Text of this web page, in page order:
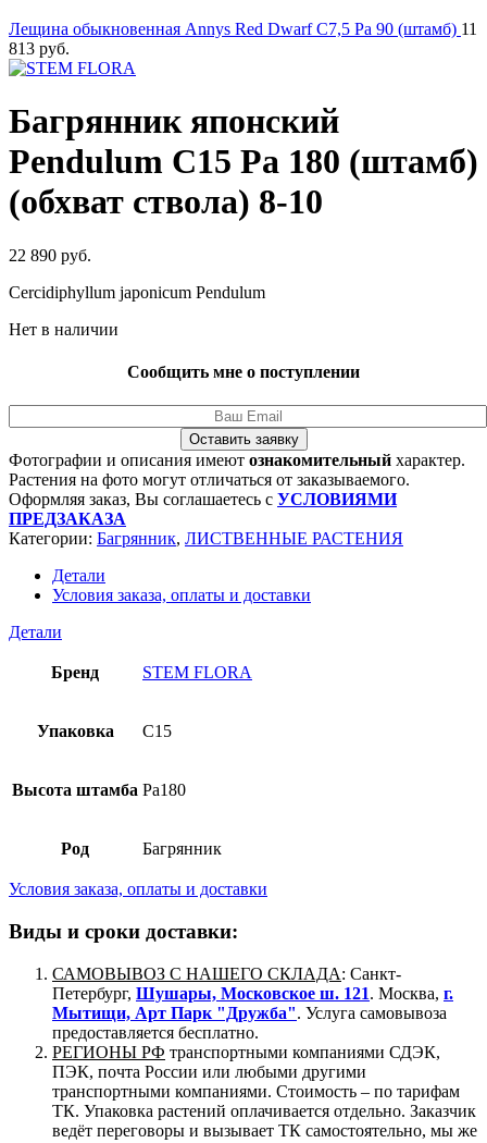
Лещина обыкновенная Annys Red Dwarf C7,5 Ра 90 (штамб) 11
813 руб.
Багрянник японский
Pendulum C15 Ра 180 (штамб)
(обхват ствола) 8-10
22 890 руб.
Cercidiphyllum japonicum Pendulum
Нет в наличии
Сообщить мне о поступлении
Оставить заявку
Фотографии и описания имеют ознакомительный характер.
Растения на фото могут отличаться от заказываемого.
Оформляя заказ, Вы соглашаетесь с УСЛОВИЯМИ
ПРЕДЗАКАЗА
Категории: Багрянник, ЛИСТВЕННЫЕ РАСТЕНИЯ
Детали
Условия заказа, оплаты и доставки
Детали
Бренд STEM FLORA
Упаковка C15
Высота штамба Ра180
Род Багрянник
Условия заказа, оплаты и доставки
Виды и сроки доставки:
САМОВЫВОЗ С НАШЕГО СКЛАДА: Санкт-
Петербург, Шушары, Московское ш. 121. Москва, г.
Мытищи, Арт Парк "Дружба". Услуга самовывоза
предоставляется бесплатно.
РЕГИОНЫ РФ транспортными компаниями СДЭК,
ПЭК, почта России или любыми другими
транспортными компаниями. Стоимость – по тарифам
ТК. Упаковка растений оплачивается отдельно. Заказчик
ведёт переговоры и вызывает ТК самостоятельно, мы же